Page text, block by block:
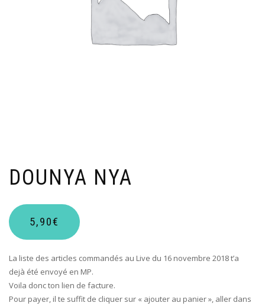
DOUNYA NYA
5,90€
La liste des articles commandés au Live du 16 novembre 2018 t’a
dejà été envoyé en MP.
Voila donc ton lien de facture.
Pour payer, il te suffit de cliquer sur « ajouter au panier », aller dans